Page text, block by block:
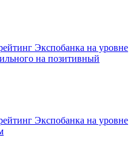
Экспобанка на уровне
на позитивный
Экспобанка на уровне